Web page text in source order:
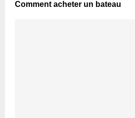
Comment acheter un bateau